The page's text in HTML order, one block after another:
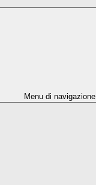
Menu di navigazione